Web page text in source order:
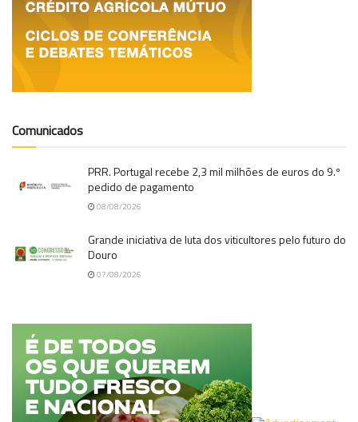
Comunicados
PRR. Portugal recebe 2,3 mil milhões de euros do 9.º
pedido de pagamento
08/08/2026
Grande iniciativa de luta dos viticultores pelo futuro do
Douro
07/08/2026